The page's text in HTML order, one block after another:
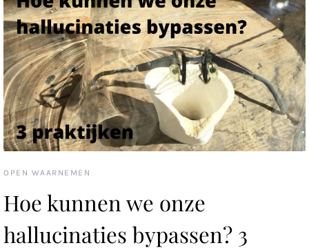
OPEN WAARNEMEN
Hoe kunnen we onze
hallucinaties bypassen? 3